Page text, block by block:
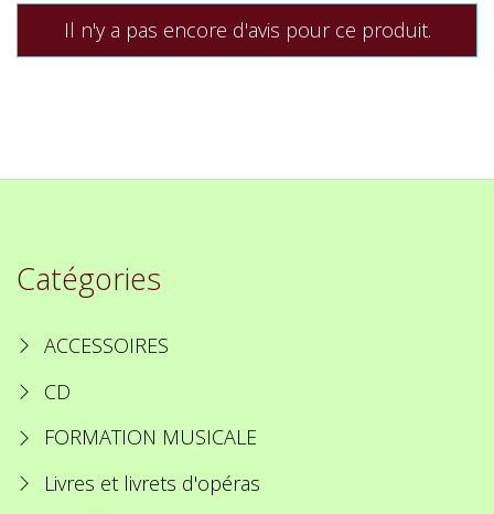
Il n'y a pas encore d'avis pour ce produit.
Catégories
ACCESSOIRES
CD
FORMATION MUSICALE
Livres et livrets d'opéras